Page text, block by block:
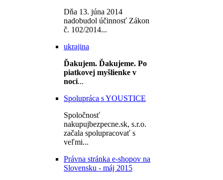
Dňa 13. júna 2014
nadobudol účinnosť Zákon
č. 102/2014...
ukrajina
Ďakujem. Ďakujeme. Po
piatkovej myšlienke v
noci...
Spolupráca s YOUSTICE
Spoločnosť
nakupujbezpecne.sk, s.r.o.
začala spolupracovať s
veľmi...
Právna stránka e-shopov na
Slovensku - máj 2015